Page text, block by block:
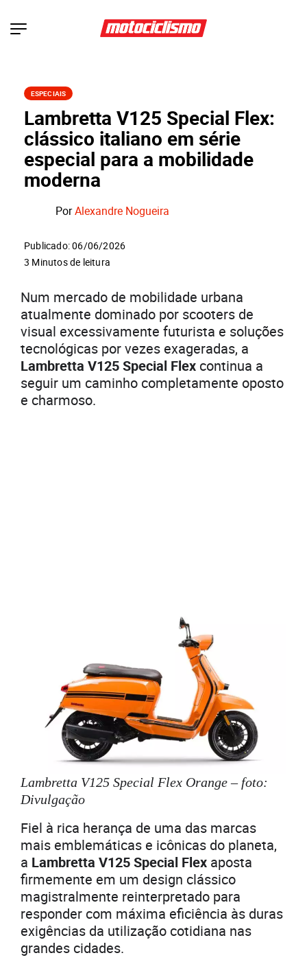
ESPECIAIS
Lambretta V125 Special Flex:
clássico italiano em série
especial para a mobilidade
moderna
PorAlexandre Nogueira
Publicado: 06/06/2026
3 Minutos de leitura
Num mercado de mobilidade urbana
atualmente dominado por scooters de
visual excessivamente futurista e soluções
tecnológicas por vezes exageradas, a
Lambretta V125 Special Flex continua a
seguir um caminho completamente oposto
e charmoso.
Lambretta V125 Special Flex Orange – foto:
Divulgação
Fiel à rica herança de uma das marcas
mais emblemáticas e icônicas do planeta,
a Lambretta V125 Special Flex aposta
firmemente em um design clássico
magistralmente reinterpretado para
responder com máxima eficiência às duras
exigências da utilização cotidiana nas
grandes cidades.